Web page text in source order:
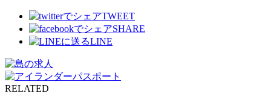
TWEET
SHARE
LINE
RELATED